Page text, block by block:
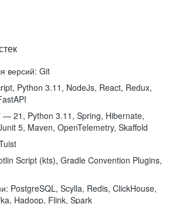
версий: Git
Python 3.11, NodeJs, React, Redux,
— 21, Python 3.11, Spring, Hibernate,
5, Maven, OpenTelemetry, Skaffold
Script (kts), Gradle Convention Plugins,
PostgreSQL, Scylla, Redis, ClickHouse,
Hadoop, Flink, Spark